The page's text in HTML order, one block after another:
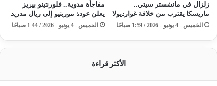
زلزال في مانشستر سيتي..
ماريسكا يقترب من خلافة غوارديولا
الخميس - 4 يونيو - 2026 / 1:59 صباحًا
مفاجأة مدوية.. فلورنتينو بيريز
يعلن عودة مورينيو إلى ريال مدريد
الخميس - 4 يونيو - 2026 / 1:44 صباحًا
الأكثر قراءة